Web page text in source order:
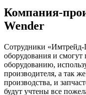
Компания-
Wender
Сотрудники «Имтрейд-
оборудования и смогут
оборудованию,
производителя, а так
производства, и
будут учтены все